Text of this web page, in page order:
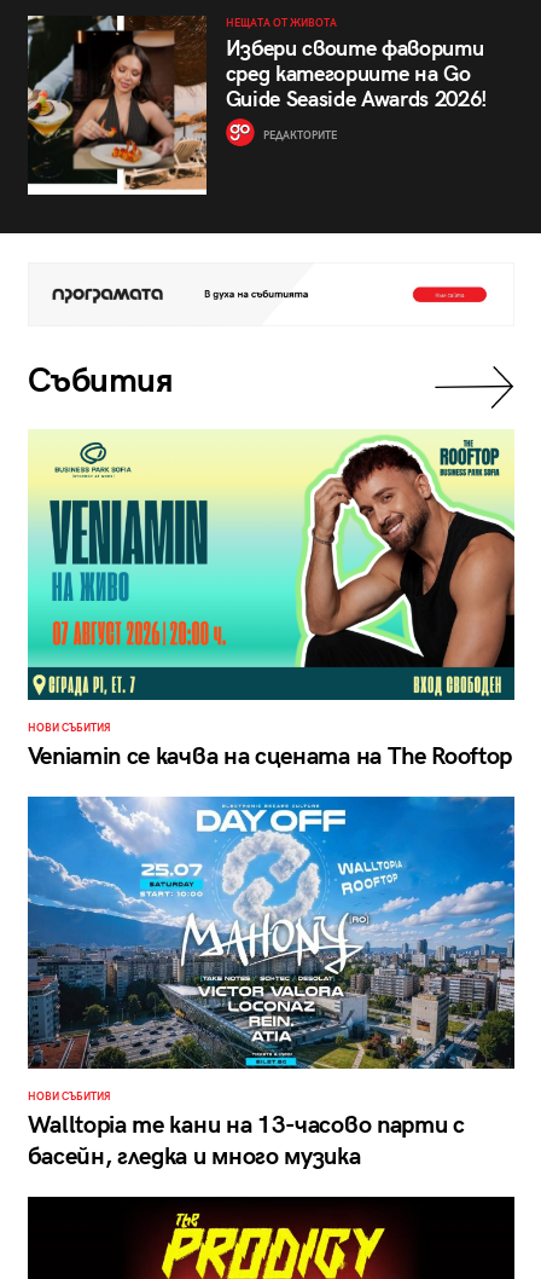
НЕЩАТА ОТ ЖИВОТА
Избери своите фаворити
сред категориите на Go
Guide Seaside Awards 2026!
РЕДАКТОРИТЕ
Събития
НОВИ СЪБИТИЯ
Veniamin се качва на сцената на The Rooftop
НОВИ СЪБИТИЯ
Walltopia те кани на 13-часово парти с
басейн, гледка и много музика